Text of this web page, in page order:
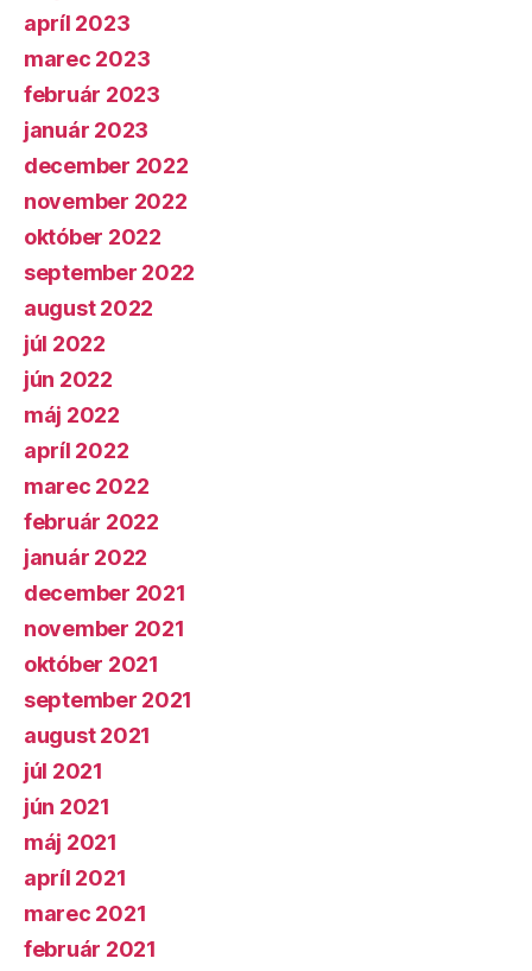
apríl 2023
marec 2023
február 2023
január 2023
december 2022
november 2022
október 2022
september 2022
august 2022
júl 2022
jún 2022
máj 2022
apríl 2022
marec 2022
február 2022
január 2022
december 2021
november 2021
október 2021
september 2021
august 2021
júl 2021
jún 2021
máj 2021
apríl 2021
marec 2021
február 2021